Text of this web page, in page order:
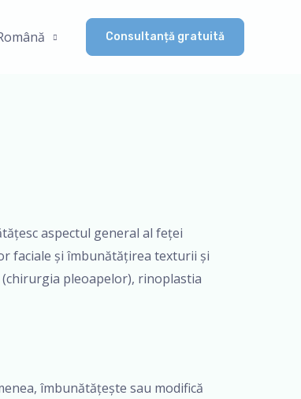
Consultanță gratuită
aspectul general al feței
faciale și îmbunătățirea texturii și
pleoapelor), rinoplastia
îmbunătățește sau modifică